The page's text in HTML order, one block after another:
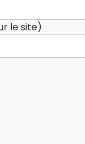
le site)